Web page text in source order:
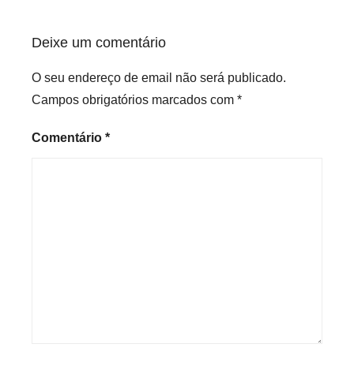
Deixe um comentário
O seu endereço de email não será publicado.
Campos obrigatórios marcados com *
Comentário *